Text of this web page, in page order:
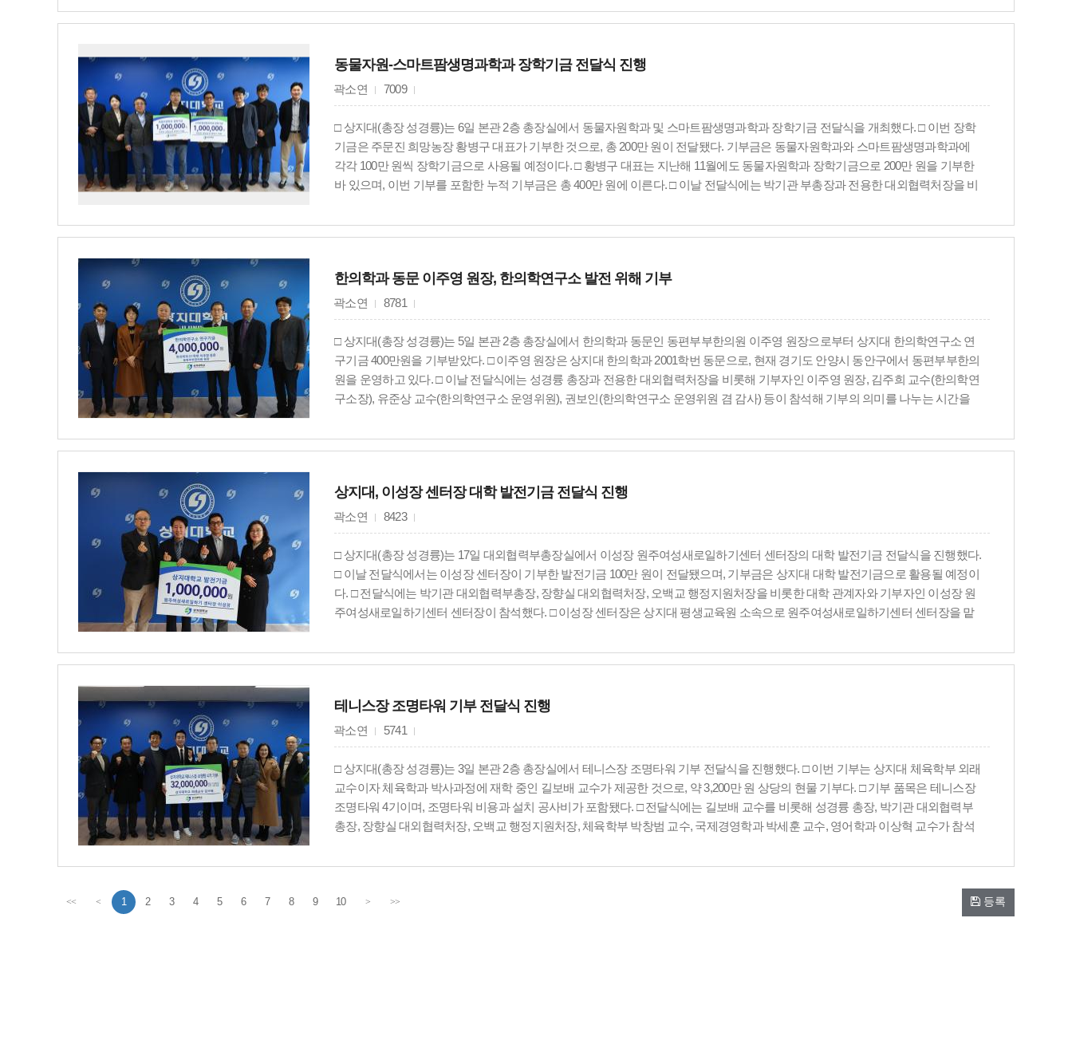
동물자원-스마트팜생명과학과 장학기금 전달식 진행
곽소연 7009
□ 상지대(총장 성경륭)는 6일 본관 2층 총장실에서 동물자원학과 및 스마트팜생명과학과 장학기금 전달식을 개최했다. □ 이번 장학
기금은 주문진 희망농장 황병구 대표가 기부한 것으로, 총 200만 원이 전달됐다. 기부금은 동물자원학과와 스마트팜생명과학과에
각각 100만 원씩 장학기금으로 사용될 예정이다. □ 황병구 대표는 지난해 11월에도 동물자원학과 장학기금으로 200만 원을 기부한
바 있으며, 이번 기부를 포함한 누적 기부금은 총 400만 원에 이른다. □ 이날 전달식에는 박기관 부총장과 전용한 대외협력처장을 비
경식 교수, 각 학과 학생들이 함께 자리했다. □ 상지대는 이번 장학기금이 학생들의 학업 의욕을 높이고 안정적인 학업 환경 조성에
기여할 것으로 기대하고 있다.
한의학과 동문 이주영 원장, 한의학연구소 발전 위해 기부
곽소연 8781
□ 상지대(총장 성경륭)는 5일 본관 2층 총장실에서 한의학과 동문인 동편부부한의원 이주영 원장으로부터 상지대 한의학연구소 연
구기금 400만원을 기부받았다. □ 이주영 원장은 상지대 한의학과 2001학번 동문으로, 현재 경기도 안양시 동안구에서 동편부부한의
원을 운영하고 있다. □ 이날 전달식에는 성경륭 총장과 전용한 대외협력처장을 비롯해 기부자인 이주영 원장, 김주희 교수(한의학연
구소장), 유준상 교수(한의학연구소 운영위원), 권보인(한의학연구소 운영위원 겸 감사) 등이 참석해 기부의 의미를 나누는 시간을
며, 이번 기부를 포함해 누적 기부액은 총 2천만원에 이른다. □ 상지대는 이번 기부금을 한의학연구소 연구 활성화와 학문 발전을 위
한 연구기금으로 활용할 예정이다.
상지대, 이성장 센터장 대학 발전기금 전달식 진행
곽소연 8423
□ 상지대(총장 성경륭)는 17일 대외협력부총장실에서 이성장 원주여성새로일하기센터 센터장의 대학 발전기금 전달식을 진행했다.
□ 이날 전달식에서는 이성장 센터장이 기부한 발전기금 100만 원이 전달됐으며, 기부금은 상지대 대학 발전기금으로 활용될 예정이
다. □ 전달식에는 박기관 대외협력부총장, 장향실 대외협력처장, 오백교 행정지원처장을 비롯한 대학 관계자와 기부자인 이성장 원
주여성새로일하기센터 센터장이 참석했다. □ 이성장 센터장은 상지대 평생교육원 소속으로 원주여성새로일하기센터 센터장을 맡
발전기금을 기부했다. □ 상지대는 이번 기부로 지역사회와의 협력을 더욱 강화하고, 교육 환경 개선과 학생 지원 확대를 위한 다양한
발전 사업을 지속적으로 추진해 나갈 계획이다.
테니스장 조명타워 기부 전달식 진행
곽소연 5741
□ 상지대(총장 성경륭)는 3일 본관 2층 총장실에서 테니스장 조명타워 기부 전달식을 진행했다. □ 이번 기부는 상지대 체육학부 외래
교수이자 체육학과 박사과정에 재학 중인 길보배 교수가 제공한 것으로, 약 3,200만 원 상당의 현물 기부다. □ 기부 품목은 테니스장
조명타워 4기이며, 조명타워 비용과 설치 공사비가 포함됐다. □ 전달식에는 길보배 교수를 비롯해 성경륭 총장, 박기관 대외협력부
총장, 장향실 대외협력처장, 오백교 행정지원처장, 체육학부 박창범 교수, 국제경영학과 박세훈 교수, 영어학과 이상혁 교수가 참석
<< < 1 2 3 4 5 6 7 8 9 10 > >> 등록